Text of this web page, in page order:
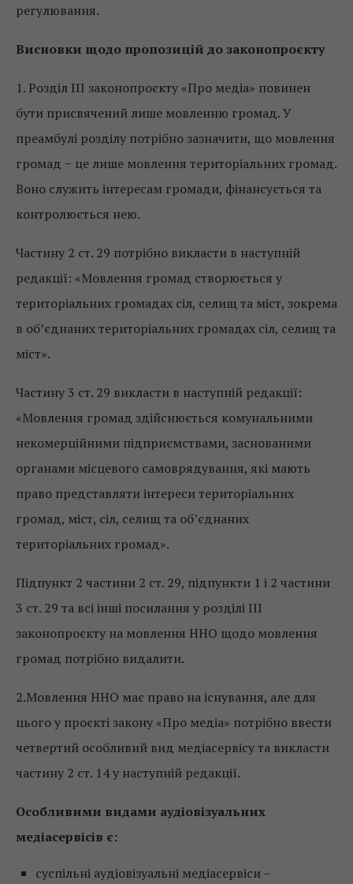
регулювання.
Висновки щодо пропозицій до законопроєкту
1. Розділ ІІІ законопроєкту «Про медіа» повинен
бути присвячений лише мовленню громад. У
преамбулі розділу потрібно зазначити, що мовлення
громад − це лише мовлення територіальних громад.
Воно служить інтересам громади, фінансується та
контролюється нею.
Частину 2 ст. 29 потрібно викласти в наступній
редакції: «Мовлення громад створюється у
територіальних громадах сіл, селищ та міст, зокрема
в об’єднаних територіальних громадах сіл, селищ та
міст».
Частину 3 ст. 29 викласти в наступній редакції:
«Мовлення громад здійснюється комунальними
некомерційними підприємствами, заснованими
органами місцевого самоврядування, які мають
право представляти інтереси територіальних
громад, міст, сіл, селищ та об’єднаних
територіальних громад».
Підпункт 2 частини 2 ст. 29, підпункти 1 і 2 частини
3 ст. 29 та всі інші посилання у розділі ІІІ
законопроєкту на мовлення ННО щодо мовлення
громад потрібно видалити.
2.Мовлення ННО має право на існування, але для
цього у проєкті закону «Про медіа» потрібно ввести
четвертий особливий вид медіасервісу та викласти
частину 2 ст. 14 у наступній редакції.
Особливими видами аудіовізуальних
медіасервісів є:
суспільні аудіовізуальні медіасервіси –